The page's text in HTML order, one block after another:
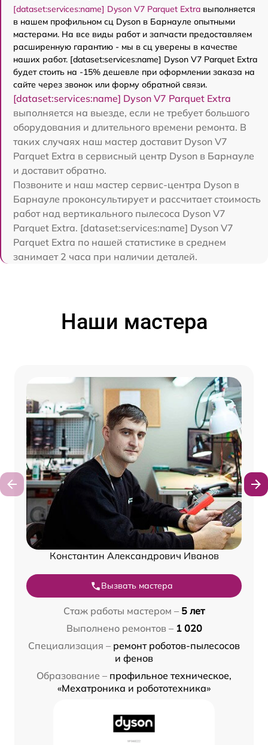
[dataset:services:name] Dyson V7 Parquet Extra выполняется
в нашем профильном сц Dyson в Барнауле опытными
мастерами. На все виды работ и запчасти предоставляем
расширенную гарантию - мы в сц уверены в качестве
наших работ. [dataset:services:name] Dyson V7 Parquet Extra
будет стоить на -15% дешевле при оформлении заказа на
сайте через звонок или форму обратной связи.
[dataset:services:name] Dyson V7 Parquet Extra
выполняется на выезде, если не требует большого
оборудования и длительного времени ремонта. В
таких случаях наш мастер доставит Dyson V7
Parquet Extra в сервисный центр Dyson в Барнауле
и доставит обратно.
Позвоните и наш мастер сервис-центра Dyson в
Барнауле проконсультирует и рассчитает стоимость
работ над вертикального пылесоса Dyson V7
Parquet Extra. [dataset:services:name] Dyson V7
Parquet Extra по нашей статистике в среднем
занимает 2 часа при наличии деталей.
Наши мастера
Константин Александрович Иванов
Вызвать мастера
Стаж работы мастером – 5 лет
Выполнено ремонтов – 1 020
Специализация – ремонт роботов-пылесосов
и фенов
Образование – профильное техническое,
«Мехатроника и робототехника»